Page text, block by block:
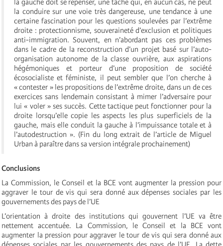
la gauche doit se repenser, une tâche qui, en aucun cas, ne peut
la conduire sur une voie très dangereuse, une tendance à une
certaine fascination pour les questions soulevées par l’extrême
droite : protectionnisme, souveraineté d’exclusion et politiques
anti-immigration. Souvent, en n’abordant pas ces problèmes
dans le cadre de la reconstruction d’un projet basé sur l’auto-
organisation autonome de la classe ouvrière, aux aspirations
hégémoniques et porteur d’une proposition de société
écosocialiste et féministe, il peut sembler que l’on cherche à
« contester » les propositions de l’extrême droite, dans un de ces
exercices sans lendemain consistant à mimer l’adversaire pour
lui « voler » ses succès. Cette tactique peut fonctionner pour la
droite lorsqu’elle copie les aspects les plus superficiels de la
gauche, mais elle conduit la gauche à l’impuissance totale et à
l’autodestruction ». (Fin du long extrait de l’article de Miguel
Urban à paraître dans sa version intégrale prochainement)
Conclusions
La Commission, le Conseil et la BCE vont augmenter la pression pour
aggraver le tour de vis qui sera donné aux dépenses sociales par les
gouvernements des pays de l’UE
L’orientation à droite des institutions qui gouvernent l’UE va être
nettement accentuée. La Commission, le Conseil et la BCE vont
augmenter la pression pour aggraver le tour de vis qui sera donné aux